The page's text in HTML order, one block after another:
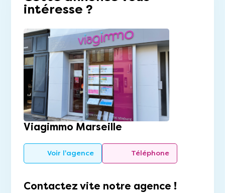
intéresse ?
Viagimmo Marseille
Voir l'agence Téléphone
Contactez vite notre agence !